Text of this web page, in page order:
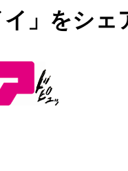
」をシェ